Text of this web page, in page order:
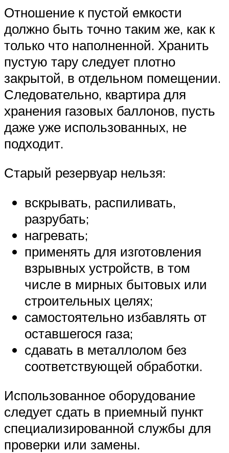
Отношение к пустой емкости
должно быть точно таким же, как к
только что наполненной. Хранить
пустую тару следует плотно
закрытой, в отдельном помещении.
Следовательно, квартира для
хранения газовых баллонов, пусть
даже уже использованных, не
подходит.
Старый резервуар нельзя:
вскрывать, распиливать,
разрубать;
нагревать;
применять для изготовления
взрывных устройств, в том
числе в мирных бытовых или
строительных целях;
самостоятельно избавлять от
оставшегося газа;
сдавать в металлолом без
соответствующей обработки.
Использованное оборудование
следует сдать в приемный пункт
специализированной службы для
проверки или замены.